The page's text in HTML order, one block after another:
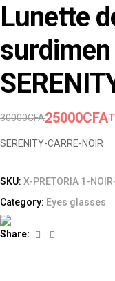
Lunette
surdimen
30000CFA25000CFA
SERENITY-CARRE-NOIR
SKU: X-PRETORIA 1-
Category: Eyes glasses
Share: Facebook